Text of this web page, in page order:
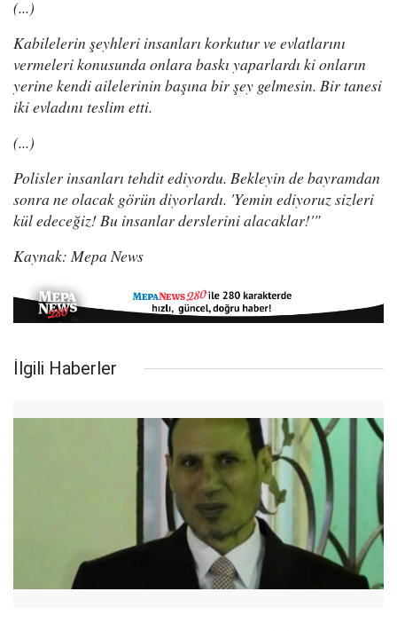
(...)
Kabilelerin şeyhleri insanları korkutur ve evlatlarını
vermeleri konusunda onlara baskı yaparlardı ki onların
yerine kendi ailelerinin başına bir şey gelmesin. Bir tanesi
iki evladını teslim etti.
(...)
Polisler insanları tehdit ediyordu. Bekleyin de bayramdan
sonra ne olacak görün diyorlardı. 'Yemin ediyoruz sizleri
kül edeceğiz! Bu insanlar derslerini alacaklar!'"
Kaynak: Mepa News
İlgili Haberler